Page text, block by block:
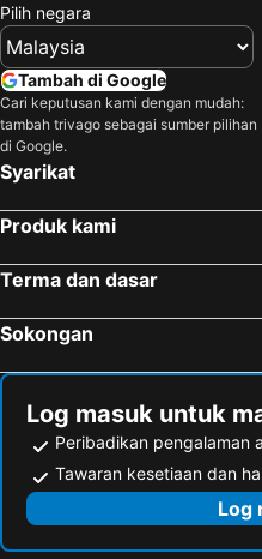
Pilih negara
Tambah di Google
Cari keputusan kami dengan mudah:
tambah trivago sebagai sumber pilihan
di Google.
Syarikat
Produk kami
Terma dan dasar
Sokongan
Log masuk untuk
Peribadikan pengalaman
Tawaran kesetiaan dan
Log